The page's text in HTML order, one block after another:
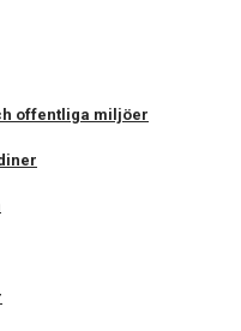
offentliga miljöer